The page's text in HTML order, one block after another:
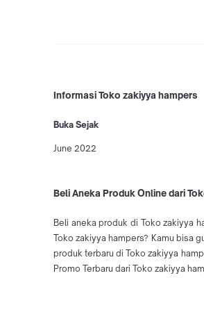
Informasi Toko zakiyya hampers
Buka Sejak
June 2022
Beli Aneka Produk Online dari
Beli aneka produk di Toko zakiyya
Toko zakiyya hampers? Kamu bisa
produk terbaru di Toko zakiyya
Promo Terbaru dari Toko zakiyya